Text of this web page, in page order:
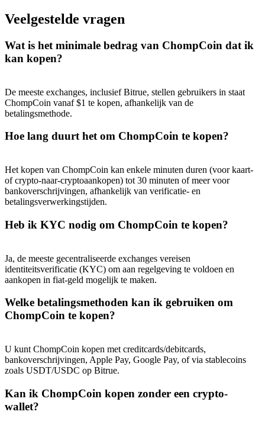
Nodig een vriend uit om contante beloningen te ontvangen
BTC Welcome Rewards
BTC Welcome Rewards
Deposit & Trade BTC to Share 25000 USDT prize pool!
Deposit CASHCAT & Win
Share 500000 CASHCAT prize pool
Register & Trade to Win 500,000 USDT
Precious Metals Trading Carnival
Veelgestelde vragen
Wat is het minimale bedrag van ChompCoin dat ik
kan kopen?
De meeste exchanges, inclusief Bitrue, stellen gebruikers in staat
ChompCoin vanaf $1 te kopen, afhankelijk van de
betalingsmethode.
Hoe lang duurt het om ChompCoin te kopen?
Het kopen van ChompCoin kan enkele minuten duren (voor kaart-
of crypto-naar-cryptoaankopen) tot 30 minuten of meer voor
bankoverschrijvingen, afhankelijk van verificatie- en
betalingsverwerkingstijden.
Heb ik KYC nodig om ChompCoin te kopen?
Ja, de meeste gecentraliseerde exchanges vereisen
identiteitsverificatie (KYC) om aan regelgeving te voldoen en
aankopen in fiat-geld mogelijk te maken.
Welke betalingsmethoden kan ik gebruiken om
ChompCoin te kopen?
U kunt ChompCoin kopen met creditcards/debitcards,
bankoverschrijvingen, Apple Pay, Google Pay, of via stablecoins
zoals USDT/USDC op Bitrue.
Kan ik ChompCoin kopen zonder een crypto-
wallet?